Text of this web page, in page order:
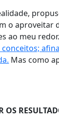
o aproveitar
ao meu
Mas como
OS